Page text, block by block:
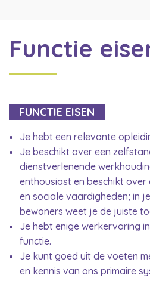
Functie
FUNCTIE EISEN
Je hebt een relevante
Je beschikt over een
dienstverlenende
enthousiast en beschikt
en sociale vaardigheden; in
bewoners weet je de juiste
Je hebt enige werkervaring
functie.
Je kunt goed uit de voeten
en kennis van ons primaire